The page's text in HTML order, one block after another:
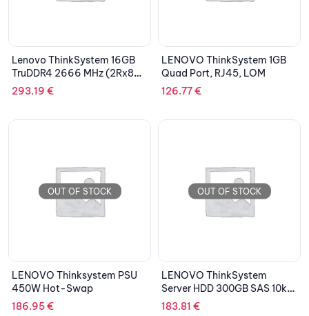
Lenovo ThinkSystem 16GB
TruDDR4 2666 MHz (2Rx8
1.2V) UDIMM
293.19 €
LENOVO ThinkSystem 1GB
Quad Port, RJ45, LOM
126.77€
OUT OF STOCK
LENOVO Thinksystem PSU
450W Hot-Swap
186.95€
OUT OF STOCK
LENOVO ThinkSystem
Server HDD 300GB SAS 10k
2.5” Hot-Swap 12Gb
183.81 €